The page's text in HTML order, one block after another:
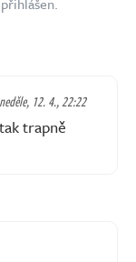
neděle, 12. 4., 22:22
trapně